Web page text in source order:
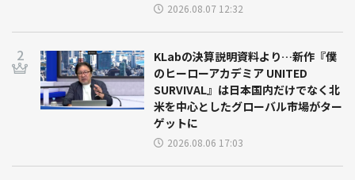
2026.08.07 12:32
KLabの決算説明資料より…新作『僕
のヒーローアカデミア UNITED
SURVIVAL』は日本国内だけでなく北
米を中心としたグローバル市場がター
ゲットに
2026.08.06 17:03